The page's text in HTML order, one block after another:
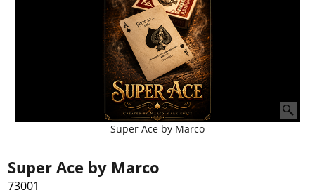
Super Ace by Marco
Super Ace by Marco
73001